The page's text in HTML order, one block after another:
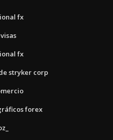
fx
fx
stryker corp
forex